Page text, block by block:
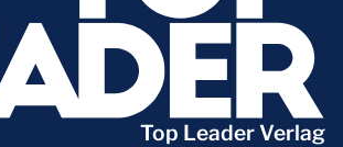
Top Leader Verlag